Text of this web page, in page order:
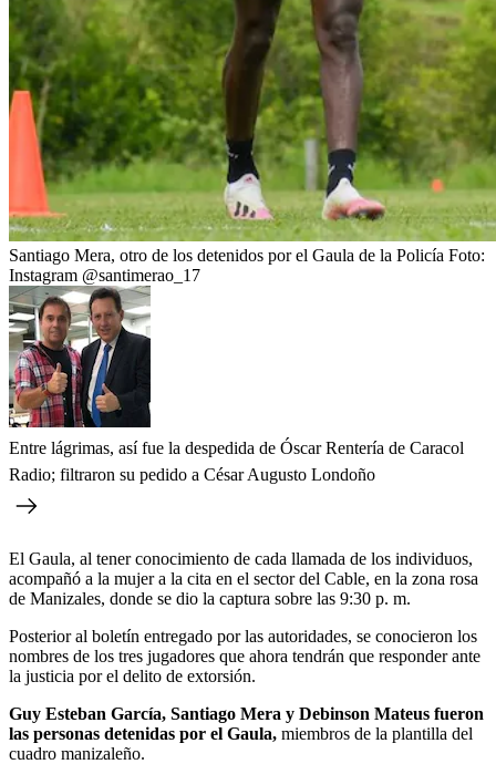
Santiago Mera, otro de los detenidos por el Gaula de la Policía Foto:
Instagram @santimerao_17
Entre lágrimas, así fue la despedida de Óscar Rentería de Caracol
Radio; filtraron su pedido a César Augusto Londoño
El Gaula, al tener conocimiento de cada llamada de los individuos,
acompañó a la mujer a la cita en el sector del Cable, en la zona rosa
de Manizales, donde se dio la captura sobre las 9:30 p. m.
Posterior al boletín entregado por las autoridades, se conocieron los
nombres de los tres jugadores que ahora tendrán que responder ante
la justicia por el delito de extorsión.
Guy Esteban García, Santiago Mera y Debinson Mateus fueron
las personas detenidas por el Gaula, miembros de la plantilla del
cuadro manizaleño.